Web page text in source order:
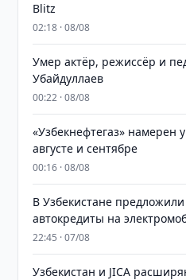
Blitz
02:18 · 08/08
Умер актёр, режиссёр и
Убайдуллаев
00:22 · 08/08
«Узбекнефтегаз» намерен
августе и сентябре
00:16 · 08/08
В Узбекистане
автокредиты на
22:45 · 07/08
Узбекистан и JICA